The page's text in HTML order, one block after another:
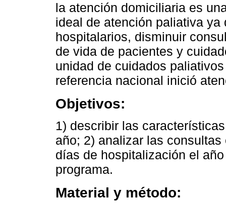
la atención domiciliaria es
ideal de atención paliativa
hospitalarios, disminuir
de vida de pacientes y
unidad de cuidados
referencia nacional inició
Objetivos:
1) describir las
año; 2) analizar las
días de hospitalización el
programa.
Material y método: